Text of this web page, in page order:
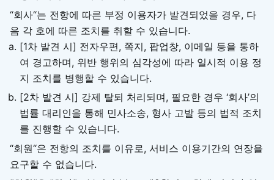
“회사“는 전항에 따른 부정 이용자가 발견되었을 경우, 다
음 각 호에 따른 조치를 취할 수 있습니다.
[1차 발견 시] 전자우편, 쪽지, 팝업창, 이메일 등을 통하
여 경고하며, 위반 행위의 심각성에 따라 일시적 이용 정
지 조치를 병행할 수 있습니다.
[2차 발견 시] 강제 탈퇴 처리되며, 필요한 경우 ‘회사’의
법률 대리인을 통해 민사소송, 형사 고발 등의 법적 조치
를 진행할 수 있습니다.
“회원“은 전항의 조치를 이유로, 서비스 이용기간의 연장을
요구할 수 없습니다.